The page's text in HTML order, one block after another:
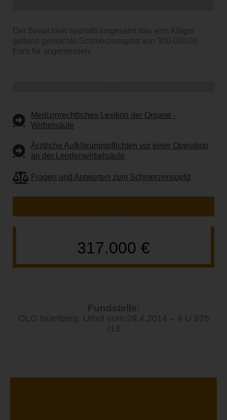
Der Senat hielt deshalb insgesamt das vom Kläger
geltend gemachte Schmerzensgeld von 300.000,00
Euro für angemessen.
Medizinrechtliches Lexikon der Organe -
Wirbelsäule
Ärztliche Aufklärungspflichten vor einer Operation
an der Lendenwirbelsäule
Fragen und Antworten zum Schmerzensgeld
Betrag *1
317.000 €
Fundstelle:
OLG Nürnberg, Urteil vom 29.4.2014 – 4 U 975
/13